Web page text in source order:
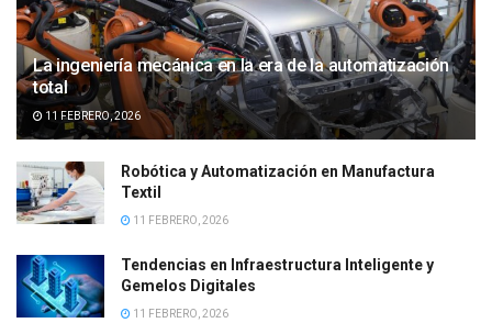
La ingeniería mecánica en la era de la automatización
total
11 FEBRERO, 2026
Robótica y Automatización en Manufactura
Textil
11 FEBRERO, 2026
Tendencias en Infraestructura Inteligente y
Gemelos Digitales
11 FEBRERO, 2026